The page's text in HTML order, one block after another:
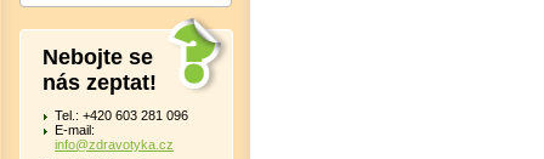
Nebojte se
nás zeptat!
Tel.: +420 603 281 096
E-mail:
info@zdravotyka.cz